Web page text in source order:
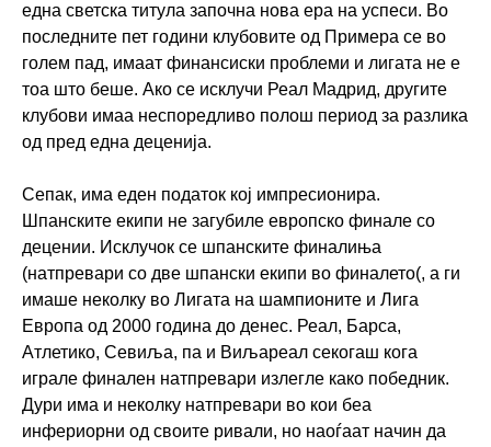
една светска титула започна нова ера на успеси. Во
последните пет години клубовите од Примера се во
голем пад, имаат финансиски проблеми и лигата не е
тоа што беше. Ако се исклучи Реал Мадрид, другите
клубови имаа неспоредливо полош период за разлика
од пред една деценија.
Сепак, има еден податок кој импресионира.
Шпанските екипи не загубиле европско финале со
децении. Исклучок се шпанските финалиња
(натпревари со две шпански екипи во финалето(, а ги
имаше неколку во Лигата на шампионите и Лига
Европа од 2000 година до денес. Реал, Барса,
Атлетико, Севиља, па и Виљареал секогаш кога
играле финален натпревари излегле како победник.
Дури има и неколку натпревари во кои беа
инфериорни од своите ривали, но наоѓаат начин да